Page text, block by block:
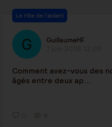
Le rôle de l'aidant
GuillaumeHF
Comment avez-vous des
âgés entre deux ap...